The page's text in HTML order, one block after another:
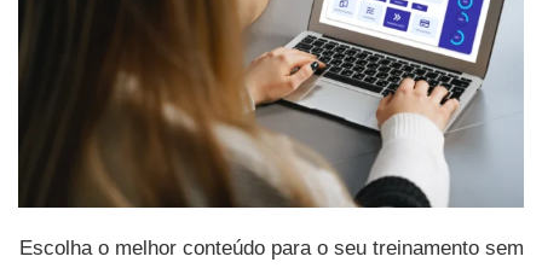
Escolha o melhor conteúdo para o seu treinamento sem